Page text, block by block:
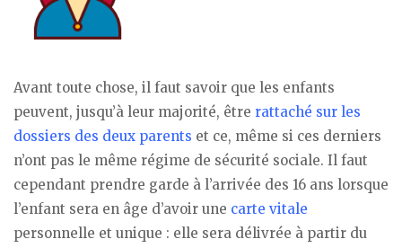
Avant toute chose, il faut savoir que les enfants
peuvent, jusqu’à leur majorité, être rattaché sur les
dossiers des deux parents et ce, même si ces derniers
n’ont pas le même régime de sécurité sociale. Il faut
cependant prendre garde à l’arrivée des 16 ans lorsque
l’enfant sera en âge d’avoir une carte vitale
personnelle et unique : elle sera délivrée à partir du